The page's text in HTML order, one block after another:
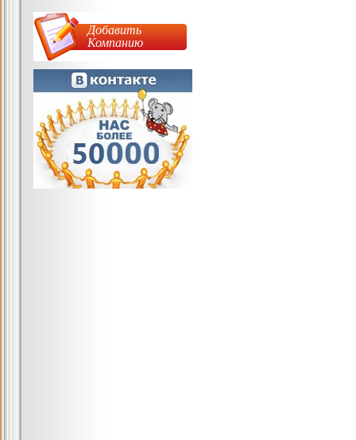
Добавить
Компанию